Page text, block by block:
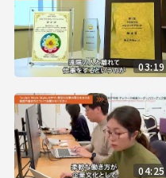
03:19
04:25